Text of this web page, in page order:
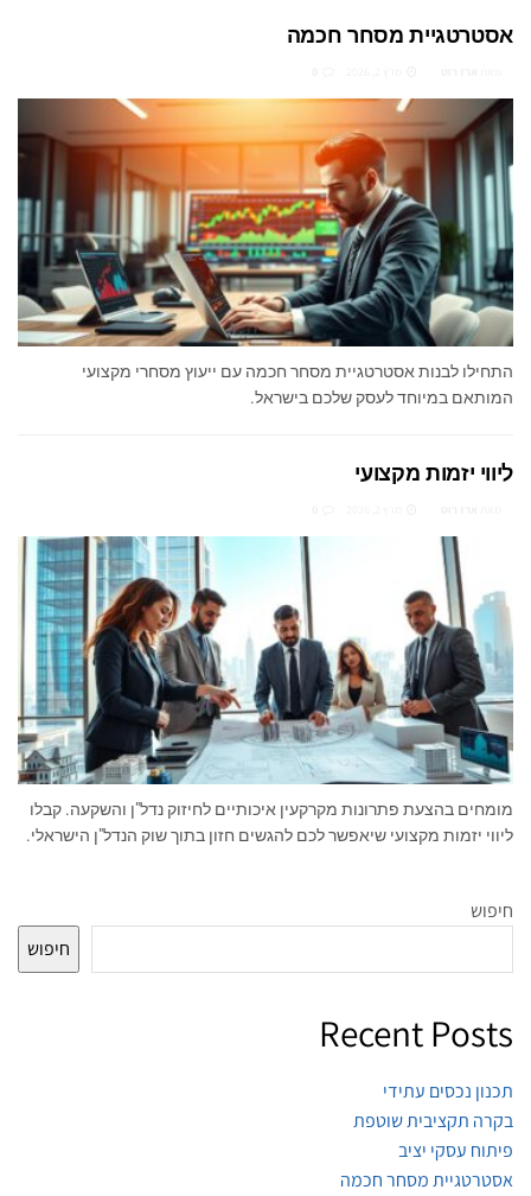
אסטרטגיית מסחר חכמה
התחילו לבנות אסטרטגיית מסחר חכמה עם ייעוץ מסחרי מקצועי
המותאם במיוחד לעסק שלכם בישראל.
ליווי יזמות מקצועי
מומחים בהצעת פתרונות מקרקעין איכותיים לחיזוק נדל"ן והשקעה. קבלו
ליווי יזמות מקצועי שיאפשר לכם להגשים חזון בתוך שוק הנדל"ן הישראלי.
חיפוש
חיפוש
Recent Posts
תכנון נכסים עתידי
בקרה תקציבית שוטפת
פיתוח עסקי יציב
אסטרטגיית מסחר חכמה